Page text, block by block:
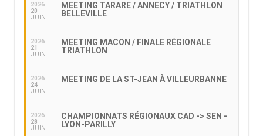
2026
20
JUIN
MEETING TARARE / ANNECY / TRIATHLON
BELLEVILLE
2026
21
JUIN
MEETING MACON / FINALE RÉGIONALE
TRIATHLON
2026
24
JUIN
MEETING DE LA ST-JEAN À VILLEURBANNE
2026
28
JUIN
CHAMPIONNATS RÉGIONAUX CAD -> SEN -
LYON-PARILLY